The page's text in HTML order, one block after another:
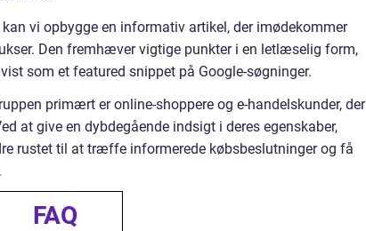
vi opbygge en informativ artikel, der imødekommer
Den fremhæver vigtige punkter i en letlæselig form,
som et featured snippet på Google-søgninger.
primært er online-shoppere og e-handelskunder, der
at give en dybdegående indsigt i deres egenskaber,
rustet til at træffe informerede købsbeslutninger og få
FAQ